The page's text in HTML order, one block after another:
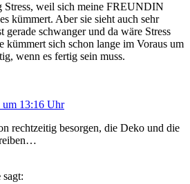
Stress, weil sich meine FREUNDIN
kümmert. Aber sie sieht auch sehr
gerade schwanger und da wäre Stress
kümmert sich schon lange im Voraus um
wenn es fertig sein muss.
um 13:16 Uhr
rechtzeitig besorgen, die Deko und die
sagt: